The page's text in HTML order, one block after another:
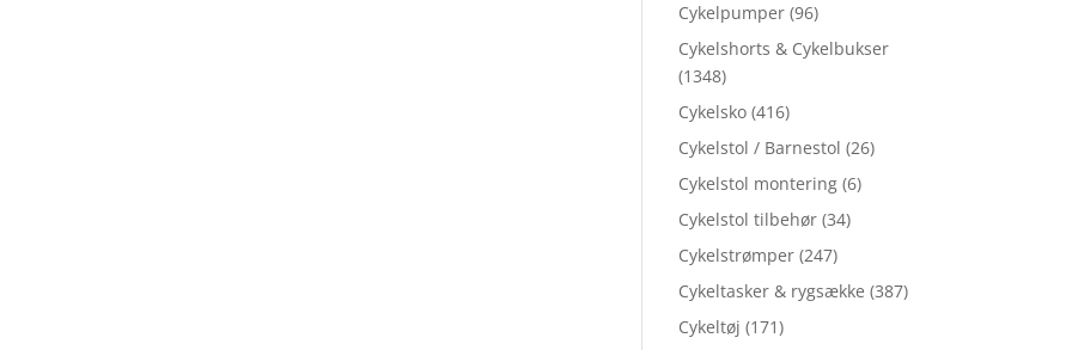
Cykelpumper (96)
Cykelshorts & Cykelbukser
(1348)
Cykelsko (416)
Cykelstol / Barnestol (26)
Cykelstol montering (6)
Cykelstol tilbehør (34)
Cykelstrømper (247)
Cykeltasker & rygsække (387)
Cykeltøj (171)